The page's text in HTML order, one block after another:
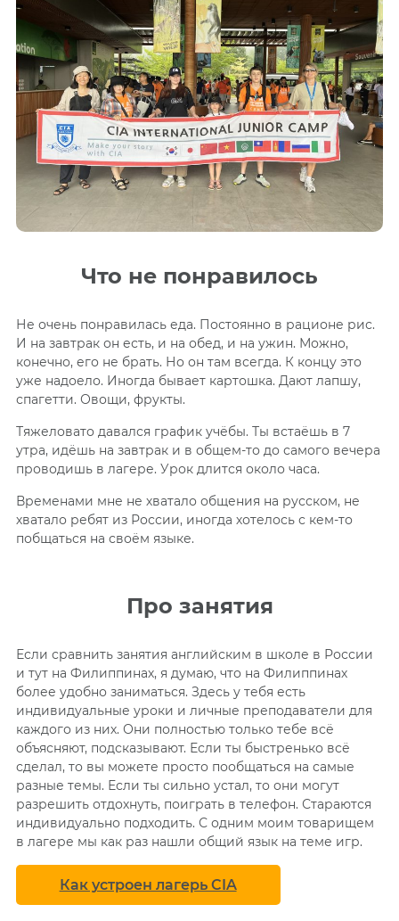
Что не понравилось
Не очень понравилась еда. Постоянно в рационе рис.
И на завтрак он есть, и на обед, и на ужин. Можно,
конечно, его не брать. Но он там всегда. К концу это
уже надоело. Иногда бывает картошка. Дают лапшу,
спагетти. Овощи, фрукты.
Тяжеловато давался график учёбы. Ты встаёшь в 7
утра, идёшь на завтрак и в общем-то до самого вечера
проводишь в лагере. Урок длится около часа.
Временами мне не хватало общения на русском, не
хватало ребят из России, иногда хотелось с кем-то
побщаться на своём языке.
Про занятия
Если сравнить занятия английским в школе в России
и тут на Филиппинах, я думаю, что на Филиппинах
более удобно заниматься. Здесь у тебя есть
индивидуальные уроки и личные преподаватели для
каждого из них. Они полностью только тебе всё
объясняют, подсказывают. Если ты быстренько всё
сделал, то вы можете просто пообщаться на самые
разные темы. Если ты сильно устал, то они могут
разрешить отдохнуть, поиграть в телефон. Стараются
индивидуально подходить. С одним моим товарищем
в лагере мы как раз нашли общий язык на теме игр.
Как устроен лагерь CIA